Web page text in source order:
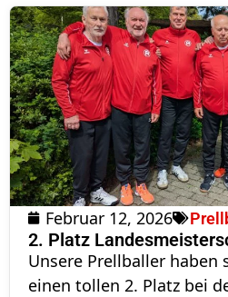
Februar 12, 2026
2. Platz
Unsere Prellballer haben
einen tollen 2. Platz bei